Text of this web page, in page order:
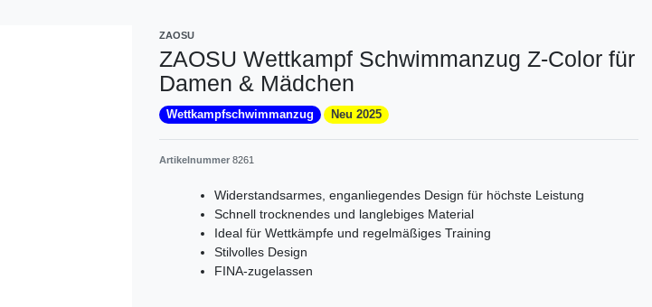
ZAOSU
ZAOSU Wettkampf Schwimmanzug Z-Color für
Damen & Mädchen
Wettkampfschwimmanzug Neu 2025
Artikelnummer 8261
Widerstandsarmes, enganliegendes Design für höchste Leistung
Schnell trocknendes und langlebiges Material
Ideal für Wettkämpfe und regelmäßiges Training
Stilvolles Design
FINA-zugelassen